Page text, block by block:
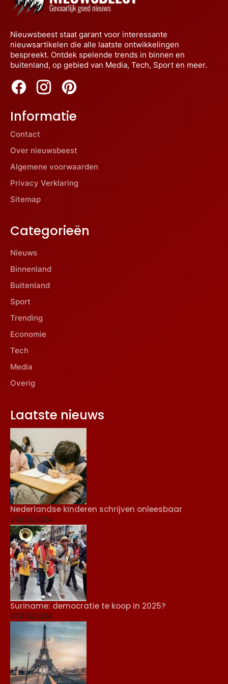
Nieuwsbeest staat garant voor interessante
nieuwsartikelen die alle laatste ontwikkelingen
bespreekt. Ontdek spelende trends in binnen en
buitenland, op gebied van Media, Tech, Sport en meer.
Informatie
Contact
Over nieuwsbeest
Algemene voorwaarden
Privacy Verklaring
Sitemap
Categorieën
Nieuws
Binnenland
Buitenland
Sport
Trending
Economie
Tech
Media
Overig
Laatste nieuws
Nederlandse kinderen schrijven onleesbaar
20/03/2024
Suriname: democratie te koop in 2025?
07/03/2024